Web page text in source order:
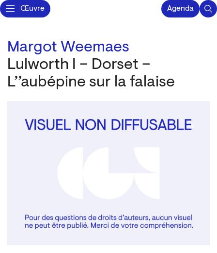
Œuvre Agenda
Margot Weemaes
Lulworth I – Dorset –
L’’aubépine sur la falaise